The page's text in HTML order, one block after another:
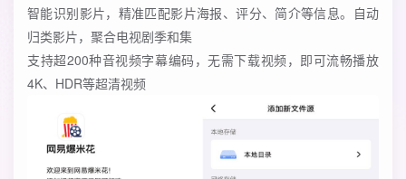
智能识别影片，精准匹配影片海报、评分、简介等信息。自动
归类影片，聚合电视剧季和集
支持超200种音视频字幕编码，无需下载视频，即可流畅播放
4K、HDR等超清视频